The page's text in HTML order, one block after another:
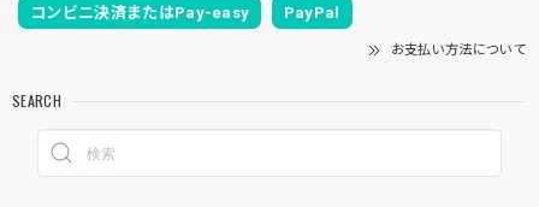
コンビニ決済またはPay-easy PayPal
お支払い方法について
SEARCH